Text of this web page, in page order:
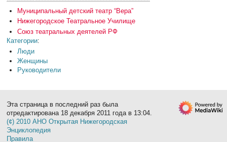
Муниципальный детский театр “Вера”
Нижегородское Театральное Училище
Союз театральных деятелей РФ
Категории:
Люди
Женщины
Руководители
Эта страница в последний раз была
отредактирована 18 декабря 2011 года в 13:04.
(¢) 2010 АНО Открытая Нижегородская
Энциклопедия
Правила